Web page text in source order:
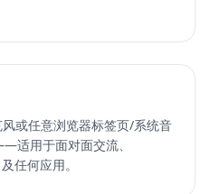
或任意浏览器标签页/系统音
适用于面对面交流、
任何应用。